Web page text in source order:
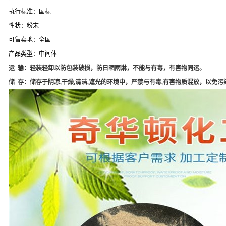
执行标准：国标
性状：粉末
可售卖地：全国
产品类型：中间体
运 输：轻装轻卸以防包装破损，防日晒雨淋，不能与有毒，有害物同运。
储 存：储存于阴凉,干燥,清洁,遮光的环境中，严禁与有毒,有害物质混放，以免污